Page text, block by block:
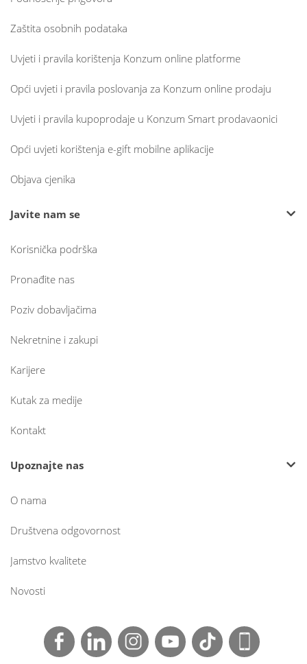
Zaštita osobnih podataka
Uvjeti i pravila korištenja Konzum online platforme
Opći uvjeti i pravila poslovanja za Konzum online prodaju
Uvjeti i pravila kupoprodaje u Konzum Smart prodavaonici
Opći uvjeti korištenja e-gift mobilne aplikacije
Objava cjenika
Javite nam se
Korisnička podrška
Pronađite nas
Poziv dobavljačima
Nekretnine i zakupi
Karijere
Kutak za medije
Kontakt
Upoznajte nas
O nama
Društvena odgovornost
Jamstvo kvalitete
Novosti